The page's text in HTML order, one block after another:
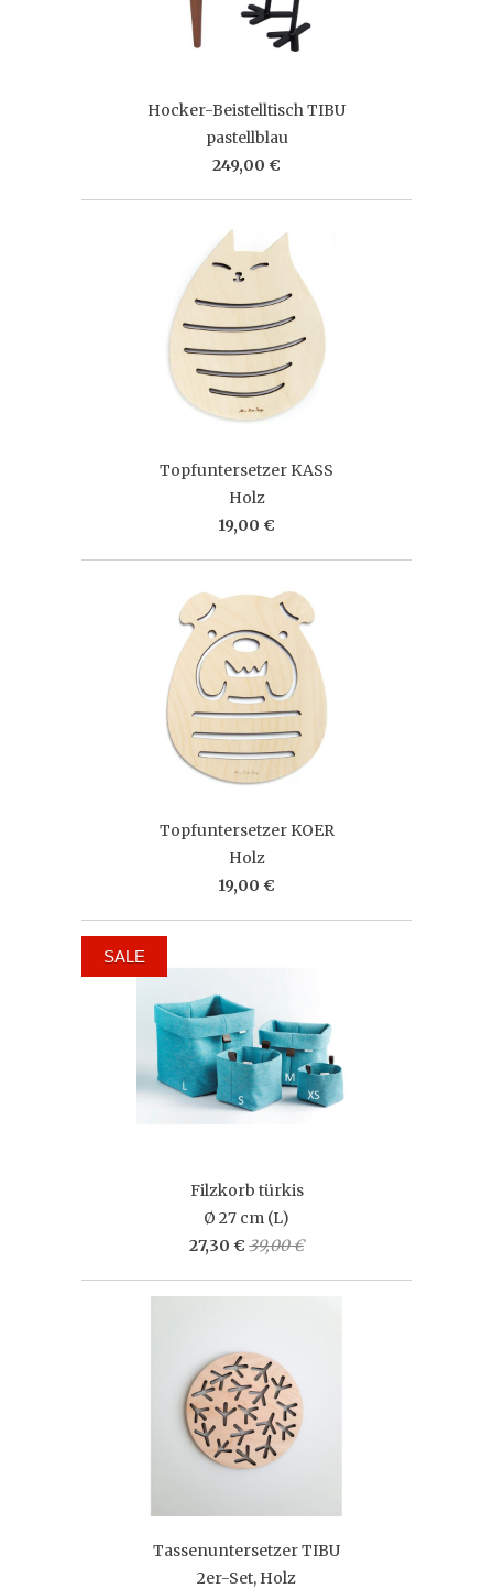
Hocker-Beistelltisch TIBU
pastellblau
249,00 €
Topfuntersetzer KASS
Holz
19,00 €
Topfuntersetzer KOER
Holz
19,00 €
Filzkorb türkis
Ø 27 cm (L)
27,30 € 39,00 €
SALE
Tassenuntersetzer TIBU
2er-Set, Holz